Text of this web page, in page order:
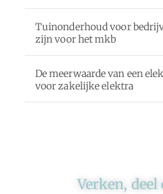
Tuinonderhoud voor
zijn voor het mkb
De meerwaarde van een
voor zakelijke elektra
Verken,